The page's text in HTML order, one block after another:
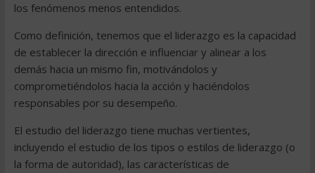
los fenómenos menos entendidos.
Como definición, tenemos que el liderazgo es la capacidad
de establecer la dirección e influenciar y alinear a los
demás hacia un mismo fin, motivándolos y
comprometiéndolos hacia la acción y haciéndolos
responsables por su desempeño.
El estudio del liderazgo tiene muchas vertientes,
incluyendo el estudio de los tipos o estilos de liderazgo (o
la forma de autoridad), las características de